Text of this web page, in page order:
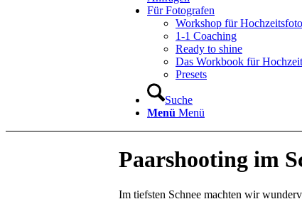
Für Fotografen
Workshop für
1-1 Coaching
Ready to shine
Das Workbook für
Presets
Suche
Menü Menü
Paarshooting im
Im tiefsten Schnee machten wir